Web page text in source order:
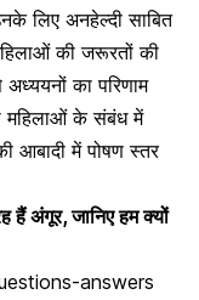
लिए अनहेल्दी साबित
की जरूरतों की
का परिणाम
महिलाओं के संबंध में
आबादी में पोषण स्तर
हैं अंगूर, जानिए हम क्यों
answers